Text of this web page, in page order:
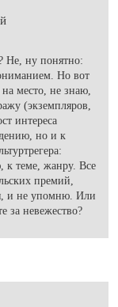
Не, ну понятно:
Но вот
на место, не знаю,
(экземпляров,
интереса
но и к
к теме, жанру. Все
премий,
и не упомню. Или
за невежество?